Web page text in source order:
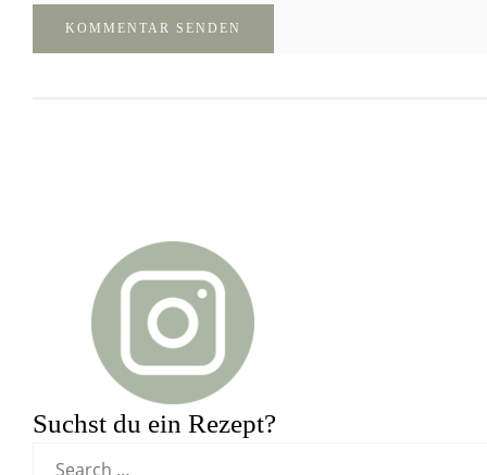
Suchst du ein Rezept?